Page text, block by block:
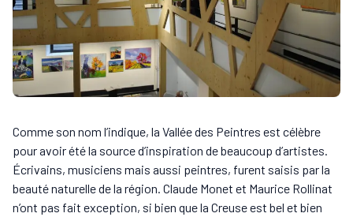
Comme son nom l’indique, la Vallée des Peintres est célèbre
pour avoir été la source d’inspiration de beaucoup d’artistes.
Écrivains, musiciens mais aussi peintres, furent saisis par la
beauté naturelle de la région. Claude Monet et Maurice Rollinat
n’ont pas fait exception, si bien que la Creuse est bel et bien